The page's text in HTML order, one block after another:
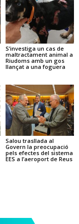
S’investiga un cas de
maltractament animal a
Riudoms amb un gos
llançat a una foguera
Salou trasllada al
Govern la preocupació
pels efectes del sistema
EES a l’aeroport de Reus